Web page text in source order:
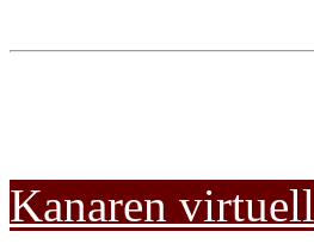
Kanaren virtuell